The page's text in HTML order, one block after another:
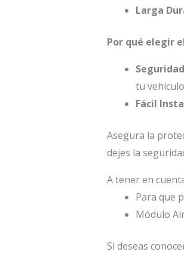
Larga
Por qué elegir
tu
Fácil
Asegura la
dejes la
A tener en
Para que
Módulo
Si deseas